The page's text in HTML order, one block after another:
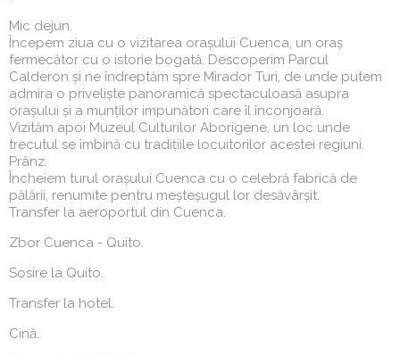
Mic dejun.
Începem ziua cu o vizitarea orașului Cuenca, un oraș
fermecător cu o istorie bogată. Descoperim Parcul
Calderon și ne îndreptăm spre Mirador Turi, de unde putem
admira o priveliște panoramică spectaculoasă asupra
orașului și a munților impunători care îl înconjoară.
Vizităm apoi Muzeul Culturilor Aborigene, un loc unde
trecutul se îmbină cu tradițiile locuitorilor acestei regiuni.
Prânz.
Încheiem turul orașului Cuenca cu o celebră fabrică de
pălării, renumite pentru meșteșugul lor desăvârșit.
Transfer la aeroportul din Cuenca.
Zbor Cuenca - Quito.
Sosire la Quito.
Transfer la hotel.
Cină.